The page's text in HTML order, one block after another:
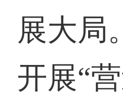
展大局
开展“